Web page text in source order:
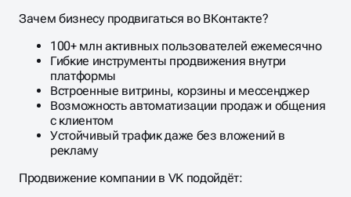
Зачем бизнесу продвигаться во ВКонтакте?
100+ млн активных пользователей ежемесячно
Гибкие инструменты продвижения внутри
платформы
Встроенные витрины, корзины и мессенджер
Возможность автоматизации продаж и общения
с клиентом
Устойчивый трафик даже без вложений в
рекламу
Продвижение компании в VK подойдёт: